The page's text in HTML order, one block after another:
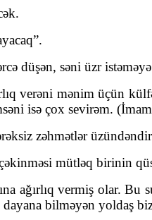
düşən, səni üzr
verəni mənim üçün
isə çox sevirəm.
zəhmətlər
mütləq birinin
ağırlıq vermiş olar. Bu
dayana bilməyən yoldaş